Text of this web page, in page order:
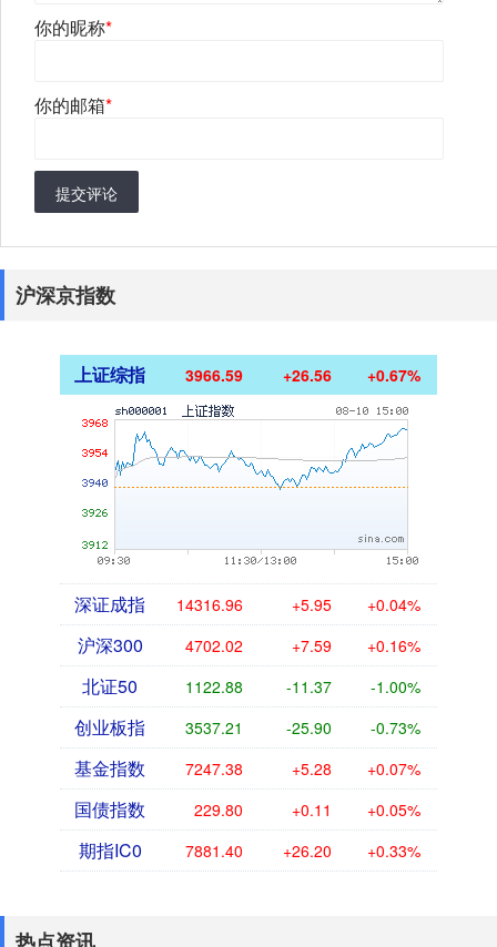
你的昵称*
你的邮箱*
提交评论
沪深京指数
上证综指 3966.59 +26.56 +0.67%
深证成指 14316.96 +5.95 +0.04%
沪深300 4702.02 +7.59 +0.16%
北证50 1122.88 -11.37 -1.00%
创业板指 3537.21 -25.90 -0.73%
基金指数 7247.38 +5.28 +0.07%
国债指数 229.80 +0.11 +0.05%
期指IC0 7881.40 +26.20 +0.33%